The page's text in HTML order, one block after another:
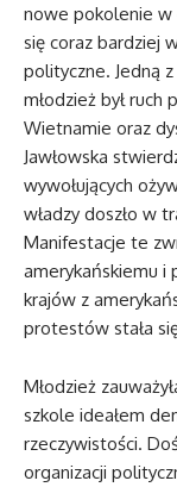
nowe pokolenie w
się coraz bardziej
polityczne. Jedną z
młodzież był
Wietnamie oraz
Jawłowska
wywołujących
władzy doszło w
Manifestacje te
amerykańskiemu i
krajów z
protestów stała
Młodzież
szkole ideałem
rzeczywistości.
organizacji